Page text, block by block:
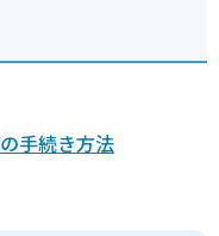
手続き方法